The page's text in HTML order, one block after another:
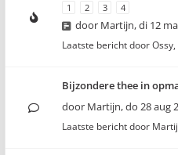
1 2 3 4
door Martijn,di 12
Laatste bericht doorOssy,
Bijzondere thee in
door Martijn,do 28 aug
Laatste bericht door